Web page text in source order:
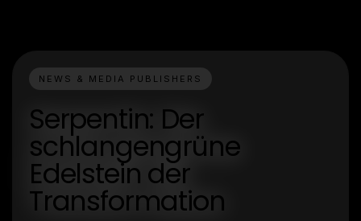
NEWS & MEDIA PUBLISHERS
Serpentin: Der
schlangengrüne
Edelstein der
Transformation